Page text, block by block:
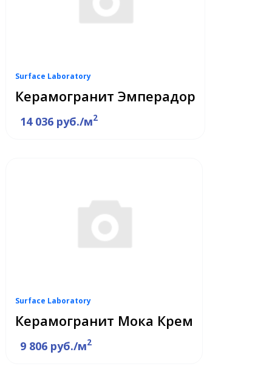
Surface Laboratory
Керамогранит Эмперадор
14 036 руб./м2
Surface Laboratory
Керамогранит Мока Крем
9 806 руб./м2